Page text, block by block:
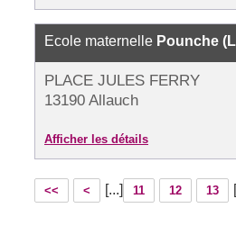
Ecole maternelle Pounche
PLACE JULES FERRY
13190 Allauch
Afficher les détails
<< < [...] 11 12 13